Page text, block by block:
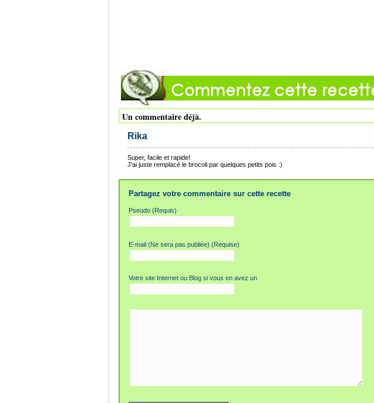
Un commentaire déjà.
Rika
Super, facile et rapide!
J’ai juste remplacé le brocoli par quelques petits pois :)
Partagez votre commentaire sur cette recette
Pseudo (Requis)
E-mail (Ne sera pas publiée) (Requise)
Votre site Internet ou Blog si vous en avez un